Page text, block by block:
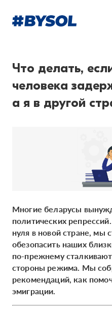
Что делать,
человека
а я в другой
Многие беларусы
политических
нуля в новой стране, мы
обезопасить наших
по-прежнему
стороны режима. Мы
рекомендаций, как
эмиграции.